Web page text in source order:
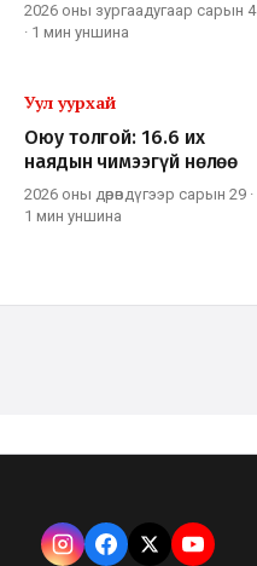
2026 оны зургаадугаар сарын 4
· 1 мин уншина
Уул уурхай
Оюу толгой: 16.6 их
наядын чимээгүй нөлөө
2026 оны дөрөвдүгээр сарын 29 ·
1 мин уншина